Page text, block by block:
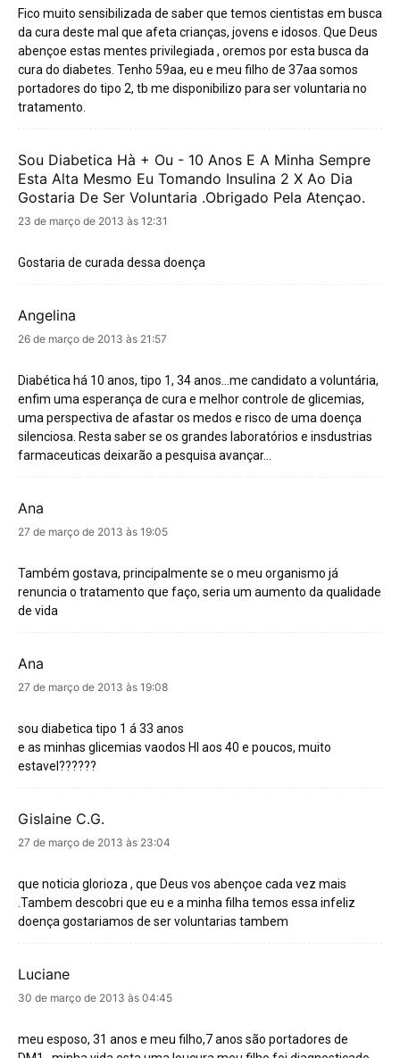
Fico muito sensibilizada de saber que temos cientistas em busca
da cura deste mal que afeta crianças, jovens e idosos. Que Deus
abençoe estas mentes privilegiada , oremos por esta busca da
cura do diabetes. Tenho 59aa, eu e meu filho de 37aa somos
portadores do tipo 2, tb me disponibilizo para ser voluntaria no
tratamento.
Sou Diabetica Hà + Ou - 10 Anos E A Minha Sempre
Esta Alta Mesmo Eu Tomando Insulina 2 X Ao Dia
Gostaria De Ser Voluntaria .obrigado Pela Atençao.
disse:
23 de março de 2013 às 12:31
Gostaria de curada dessa doença
Angelina
disse:
26 de março de 2013 às 21:57
Diabética há 10 anos, tipo 1, 34 anos…me candidato a voluntária,
enfim uma esperança de cura e melhor controle de glicemias,
uma perspectiva de afastar os medos e risco de uma doença
silenciosa. Resta saber se os grandes laboratórios e insdustrias
farmaceuticas deixarão a pesquisa avançar…
Ana
disse:
27 de março de 2013 às 19:05
Também gostava, principalmente se o meu organismo já
renuncia o tratamento que faço, seria um aumento da qualidade
de vida
Ana
disse:
27 de março de 2013 às 19:08
sou diabetica tipo 1 á 33 anos
e as minhas glicemias vaodos HI aos 40 e poucos, muito
estavel??????
Gislaine C.g.
disse:
27 de março de 2013 às 23:04
que noticia glorioza , que Deus vos abençoe cada vez mais
.Tambem descobri que eu e a minha filha temos essa infeliz
doença gostariamos de ser voluntarias tambem
Luciane
disse:
30 de março de 2013 às 04:45
meu esposo, 31 anos e meu filho,7 anos são portadores de